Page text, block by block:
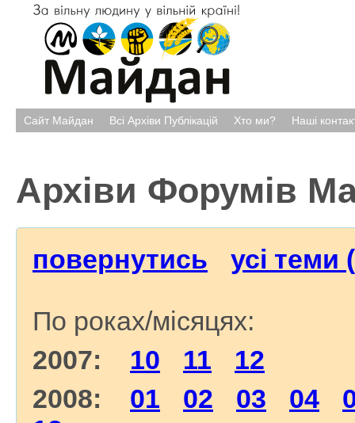
Сайт Майдан Всі Архіви Публікацій Хто ми? Наші
Архіви Форумів
повернутись усі теми
По роках/місяцях:
2007: 10 11
12
2008: 01 02 03 04